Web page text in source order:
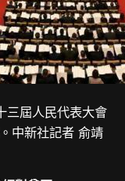
三屆人民代表大會
中新社記者 俞靖